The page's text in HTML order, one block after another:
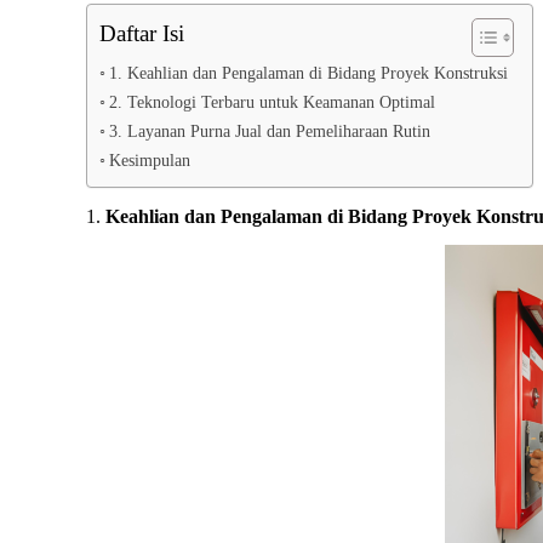
Daftar Isi
1. Keahlian dan Pengalaman di Bidang Proyek Konstruksi
2. Teknologi Terbaru untuk Keamanan Optimal
3. Layanan Purna Jual dan Pemeliharaan Rutin
Kesimpulan
1.Keahlian dan Pengalaman di Bidang Proyek